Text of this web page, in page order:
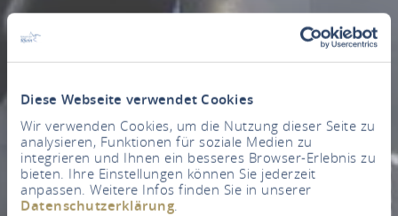
Diese Webseite verwendet Cookies
Wir verwenden Cookies, um die Nutzung dieser Seite zu
analysieren, Funktionen für soziale Medien zu
integrieren und Ihnen ein besseres Browser-Erlebnis zu
bieten. Ihre Einstellungen können Sie jederzeit
anpassen. Weitere Infos finden Sie in unserer
Datenschutzerklärung.